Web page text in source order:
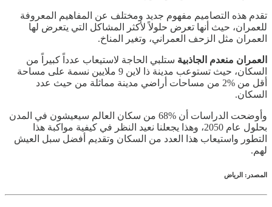
تقدم هذه التصاميم مفهوم جديد ومختلف عن المفاهيم المعروفة
للعمران، حيث أنها تعرض حلولاً لأكثر المشاكل التي يتعرض لها
العمران مثل الزحف العمراني، وتغير المناخ.
العمران منعدم الجاذبية ستلبي الحاجة لاستيعاب عدداً كبيراً من
السكان، حيث تستوعب مدينة ذا لاين 9 ملايين نسمة على مساحة
أقل من %2 من مساحات أراضي مدينة مماثلة من حيث عدد
السكان.
وأوضحت الدراسات أن %68 من سكان العالم سيعيشون في المدن
بحلول عام 2050، وهذا يجعلنا نعيد النظر في كيفية مواكبة هذا
التطور واستيعاب هذا العدد من السكان وتقديم أفضل سبل العيش
لهم.
المصدر: الرياض